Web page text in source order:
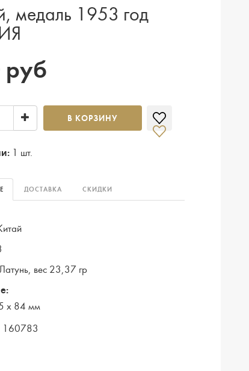
медаль 1953 год
руб
В КОРЗИНУ
1 шт.
ДОСТАВКА СКИДКИ
вес 23,37 гр
х 84 мм
160783